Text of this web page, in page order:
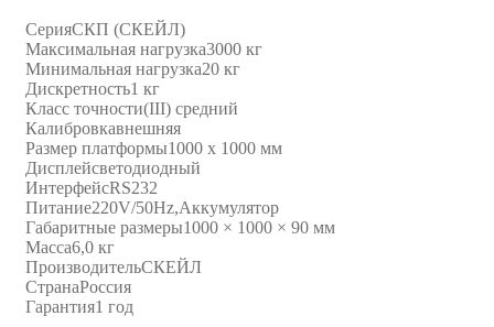
СерияСКП (СКЕЙЛ)
Максимальная нагрузка3000 кг
Минимальная нагрузка20 кг
Дискретность1 кг
Класс точности(III) средний
Калибровкавнешняя
Размер платформы1000 х 1000 мм
Дисплейсветодиодный
ИнтерфейсRS232
Питание220V/50Hz,Аккумулятор
Габаритные размеры1000 × 1000 × 90 мм
Масса6,0 кг
ПроизводительСКЕЙЛ
СтранаРоссия
Гарантия1 год